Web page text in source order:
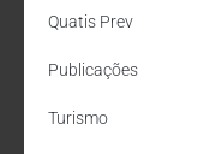
Quatis Prev
Publicações
Turismo